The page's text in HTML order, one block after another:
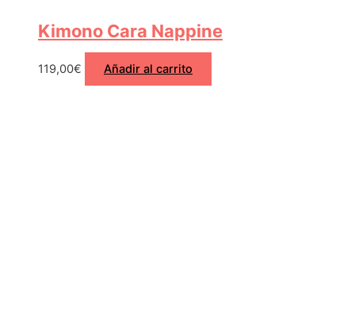
Kimono Cara Nappine
119,00€ Añadir al carrito